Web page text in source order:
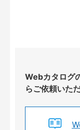
Webカタログ
らご依頼いた